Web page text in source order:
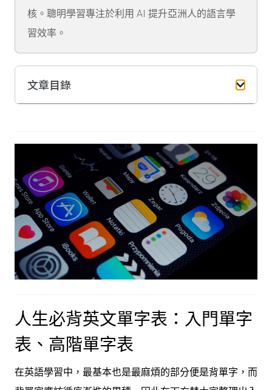
核。聰明學習專注於利用 AI 提升亞洲人的語言學
習效率。
文章目錄
人生必背英文單字表：入門單字
表、高階單字表
在英語學習中，最基本也是最麻煩的部分便是背單字，而